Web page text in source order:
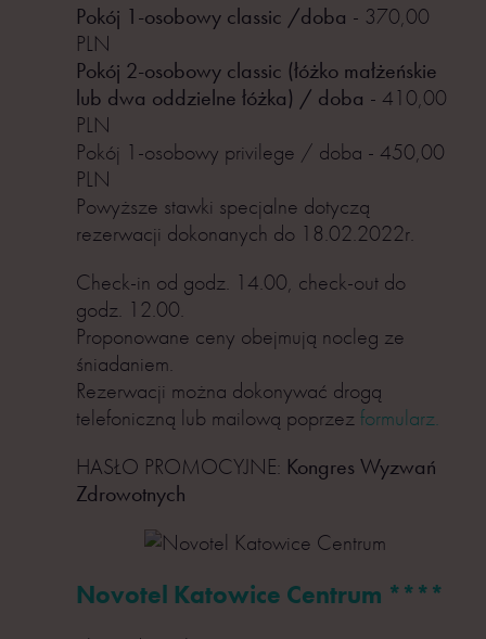
Pokój 1-osobowy classic /doba - 370,00
PLN
Pokój 2-osobowy classic (łóżko małżeńskie
lub dwa oddzielne łóżka) / doba - 410,00
PLN
Pokój 1-osobowy privilege / doba - 450,00
PLN
Powyższe stawki specjalne dotyczą
rezerwacji dokonanych do 18.02.2022r.
Check-in od godz. 14.00, check-out do
godz. 12.00.
Proponowane ceny obejmują nocleg ze
śniadaniem.
Rezerwacji można dokonywać drogą
telefoniczną lub mailową poprzezformularz.
HASŁO PROMOCYJNE: Kongres Wyzwań
Zdrowotnych
Novotel Katowice Centrum ****